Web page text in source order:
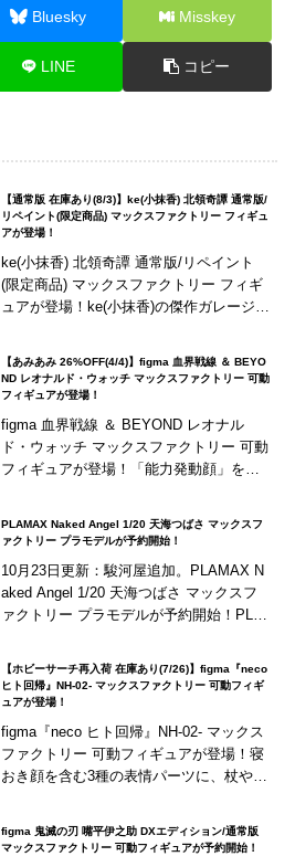
Bluesky Misskey
LINE コピー
【通常版 在庫あり(8/3)】ke(小抹香) 北領奇譚 通常版/
リペイント(限定商品) マックスファクトリー フィギュ
アが登場！
ke(小抹香) 北領奇譚 通常版/リペイント
(限定商品) マックスファクトリー フィギ
ュアが登場！ke(小抹香)の傑作ガレージキ
ッ...
【あみあみ 26%OFF(4/4)】figma 血界戦線 ＆ BEYO
ND レオナルド・ウォッチ マックスファクトリー 可動
フィギュアが登場！
figma 血界戦線 ＆ BEYOND レオナル
ド・ウォッチ マックスファクトリー 可動
フィギュアが登場！「能力発動顔」を含
PLAMAX Naked Angel 1/20 天海つばさ マックスフ
ァクトリー プラモデルが予約開始！
10月23日更新：駿河屋追加。PLAMAX N
aked Angel 1/20 天海つばさ マックスフ
ァクトリー プラモデルが予約開始！PLA
【ホビーサーチ再入荷 在庫あり(7/26)】figma『neco
ヒト回帰』NH-02- マックスファクトリー 可動フィギ
ュアが登場！
figma『neco ヒト回帰』NH-02- マックス
ファクトリー 可動フィギュアが登場！寝
おき顔を含む3種の表情パーツに、杖や腹
figma 鬼滅の刃 嘴平伊之助 DXエディション/通常版
マックスファクトリー 可動フィギュアが予約開始！